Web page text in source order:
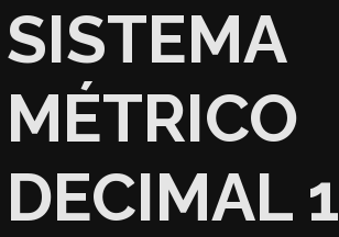
SISTEMA
MÉTRICO
DECIMAL